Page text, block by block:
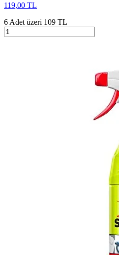
119,00 TL
6 Adet üzeri 109 TL